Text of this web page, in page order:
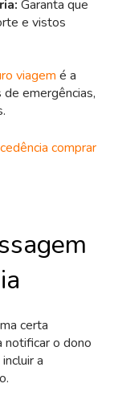
Garanta que
e vistos
viagem é a
emergências,
comprar
certa
notificar o dono
a